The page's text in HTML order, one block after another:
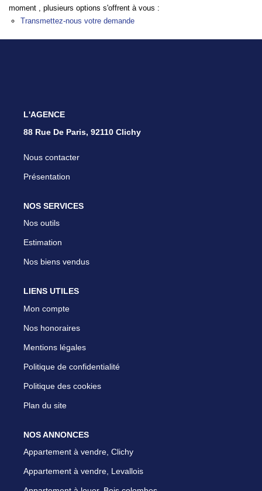
moment , plusieurs options s'offrent à vous :
Transmettez-nous votre demande
L'AGENCE
88 Rue De Paris, 92110 Clichy
Nous contacter
Présentation
NOS SERVICES
Nos outils
Estimation
Nos biens vendus
LIENS UTILES
Mon compte
Nos honoraires
Mentions légales
Politique de confidentialité
Politique des cookies
Plan du site
NOS ANNONCES
Appartement à vendre, Clichy
Appartement à vendre, Levallois